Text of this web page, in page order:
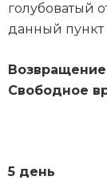
голубоватый
данный пункт
Свободное
5 день